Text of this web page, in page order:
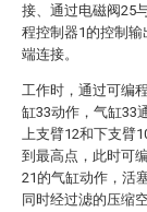
接、通过电磁阀25
程控制器1的控制输
端连接。
工作时，通过可编
缸33动作，气缸33
上支臂12和下支臂
到最高点，此时可
21的气缸动作，活
同时经过滤的压缩